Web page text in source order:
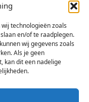
technologieën zoals
en/of te raadplegen.
wij gegevens zoals
Als je geen
kan dit een nadelige